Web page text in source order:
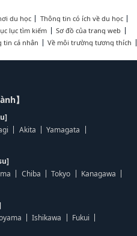
du học
Thông tin có ích về du học
lục tìm kiếm
Sơ đồ của trang web
tin cá nhân Về môi trường tương thích
】
Akita
Yamagata
Chiba Tokyo
Kanagawa
Ishikawa
Fukui